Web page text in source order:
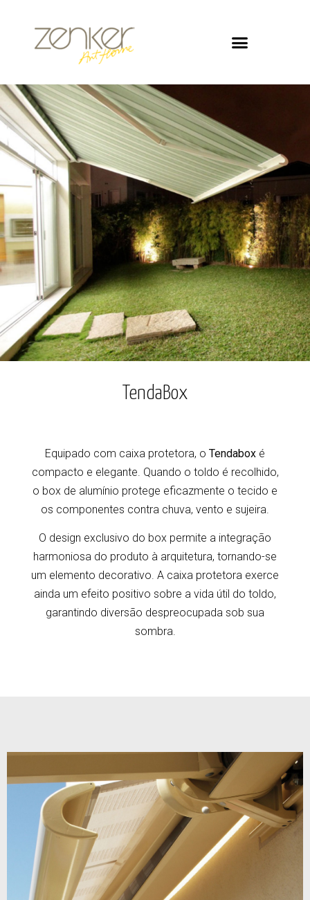
TendaBox
Equipado com caixa protetora, o Tendabox é
compacto e elegante. Quando o toldo é recolhido,
o box de alumínio protege eficazmente o tecido e
os componentes contra chuva, vento e sujeira.
O design exclusivo do box permite a integração
harmoniosa do produto à arquitetura, tornando-se
um elemento decorativo. A caixa protetora exerce
ainda um efeito positivo sobre a vida útil do toldo,
garantindo diversão despreocupada sob sua
sombra.